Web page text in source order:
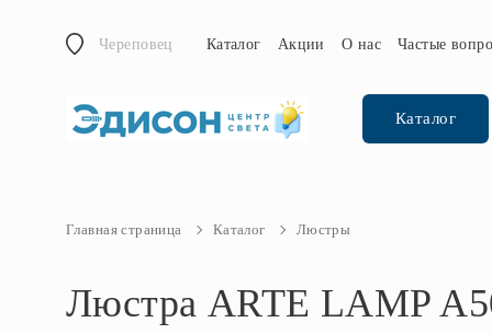
Череповец Каталог Акции О нас Частые
Каталог
Главная страница Каталог Люстры
Люстра ARTE LAMP